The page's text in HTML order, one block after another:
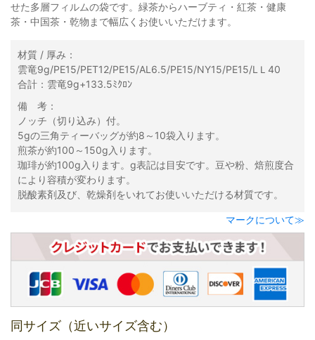
せた多層フィルムの袋です。緑茶からハーブティ・紅茶・健康
茶・中国茶・乾物まで幅広くお使いいただけます。
材質 / 厚み：
雲竜9g/PE15/PET12/PE15/AL6.5/PE15/NY15/PE15/LＬ40
合計：雲竜9g+133.5ﾐｸﾛﾝ
備 考：
ノッチ（切り込み）付。
5gの三角ティーバッグが約8～10袋入ります。
煎茶が約100～150g入ります。
珈琲が約100g入ります。g表記は目安です。豆や粉、焙煎度合
により容積が変わります。
脱酸素剤及び、乾燥剤をいれてお使いいただける材質です。
マークについて≫
同サイズ（近いサイズ含む）